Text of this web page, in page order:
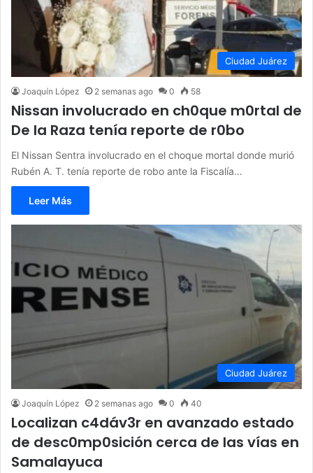
Ciudad Juárez
Joaquín López 2 semanas ago 0 58
Nissan involucrado en ch0que m0rtal de
De la Raza tenía reporte de r0bo
El Nissan Sentra involucrado en el choque mortal donde murió
Rubén A. T. tenía reporte de robo ante la Fiscalía…
Leer Más
Ciudad Juárez
Joaquín López 2 semanas ago 0 40
Localizan c4dáv3r en avanzado estado
de desc0mp0sición cerca de las vías en
Samalayuca